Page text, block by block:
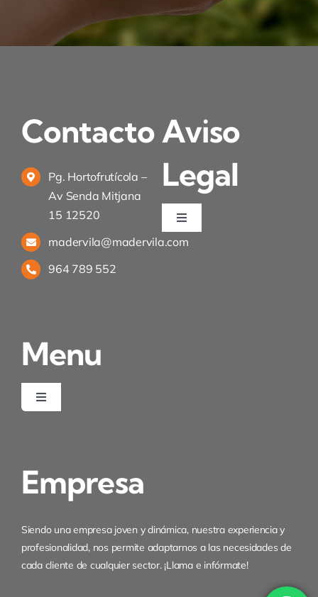
Contacto
Pg. Hortofrutícola –
Av Senda Mitjana
15 12520
madervila@madervila.com
964 789 552
Aviso
Legal
Toggle
Navigation
Política de privacidad
Ley de cookies
Desistimiento
Menu
Toggle
Quienes somos
Servicios
Empresa
Siendo una empresa joven y dinámica, nuestra experiencia y
profesionalidad, nos permite adaptarnos a las necesidades de
cada cliente de cualquier sector. ¡Llama e infórmate!